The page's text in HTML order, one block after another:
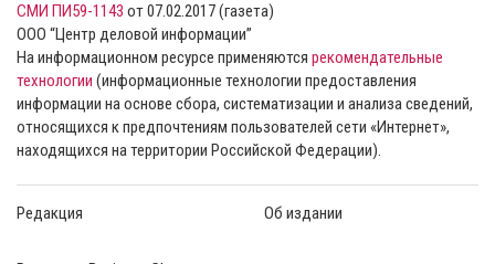
СМИ ПИ59-1143 от 07.02.2017 (газета)
ООО “Центр деловой информации”
На информационном ресурсе применяются рекомендательные
технологии (информационные технологии предоставления
информации на основе сбора, систематизации и анализа сведений,
относящихся к предпочтениям пользователей сети «Интернет»,
находящихся на территории Российской Федерации).
Редакция Об издании